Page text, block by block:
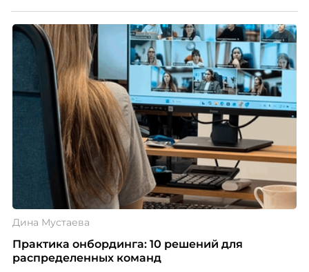
Дина Мустаева
Практика онбординга: 10 решений для
распределенных команд